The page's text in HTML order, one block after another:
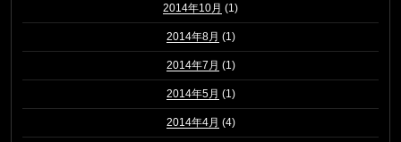
2014年10月 (1)
2014年8月 (1)
2014年7月 (1)
2014年5月 (1)
2014年4月 (4)